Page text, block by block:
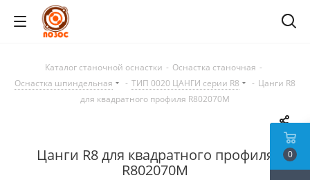
Каталог станочной оснастки - Оснастка станочная -
Оснастка шпиндельная
- ТИП 0020 ЦАНГИ серии R8 - Цанги R8
для квадратного профиля R802070M
Цанги R8 для квадратного профиля
R802070M
0